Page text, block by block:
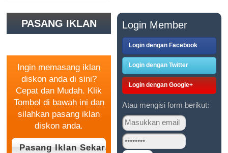
PASANG IKLAN
Ingin memasang iklan
diskon anda di sini?
Cepat dan Mudah. Klik
Tombol di bawah ini dan
silahkan pasang iklan
diskon anda.
Login Member
Login dengan Facebook
Login dengan Twitter
Login dengan Google+
Atau mengisi form berikut: